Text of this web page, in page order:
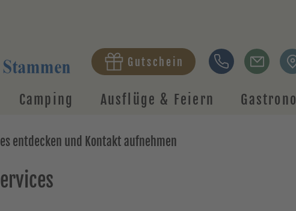
Camping Ausflüge & Feiern
Gutschein
entdecken und Kontakt aufnehmen